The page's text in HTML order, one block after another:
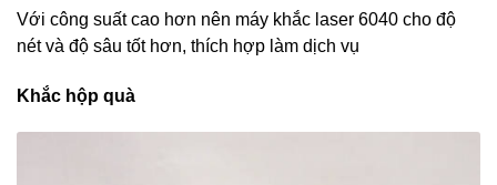
Với công suất cao hơn nên máy khắc laser 6040 cho độ
nét và độ sâu tốt hơn, thích hợp làm dịch vụ
Khắc hộp quà